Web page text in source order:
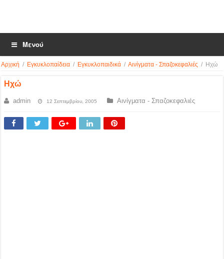
Μενού
Αρχική / Εγκυκλοπαίδεια / Εγκυκλοπαιδικά / Αινίγματα - Σπαζοκεφαλιές / Ηχώ
Ηχώ
admin 12 Σεπτεμβρίου, 2005 Αινίγματα - Σπαζοκεφαλιές